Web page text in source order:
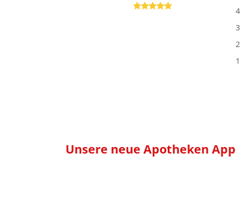
4
3
2
1
Unsere neue Apotheken App